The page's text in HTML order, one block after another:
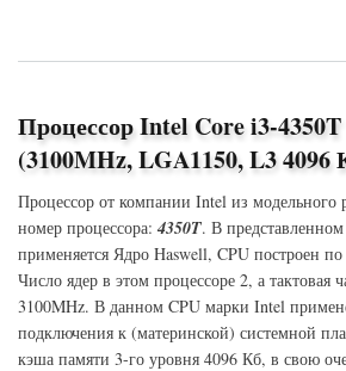
о Процессор Intel Xeon E3-1220LV3 Haswell
Процессор Intel Core i3-
(3100MHz, LGA1150, L3 4096
Процессор от компании Intel из
номер процессора: 4350T. В
применяется Ядро Haswell, CPU построен
Число ядер в этом процессоре 2, а тактовая
3100MHz. В данном CPU марки Intel
подключения к (материнской) системной
кэша памяти 3-го уровня 4096 Кб, в свою